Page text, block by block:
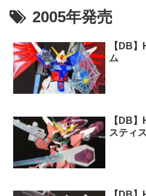
2005年発売
【DB
ム
【DB
スティ